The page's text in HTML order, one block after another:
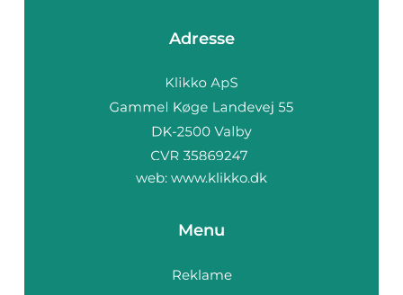
Adresse
web: www.klikko.dk
Menu
Reklame